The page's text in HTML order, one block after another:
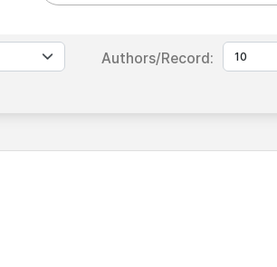
Authors/Record: